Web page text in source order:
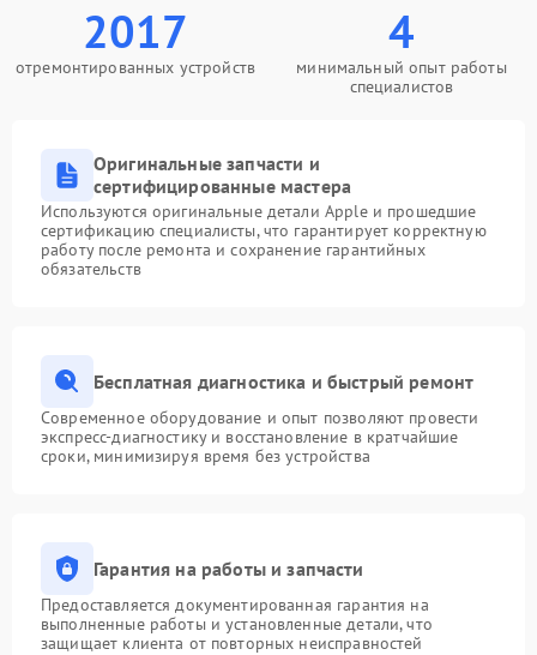
2017
отремонтированных устройств
4
минимальный опыт работы
специалистов
Оригинальные запчасти и
сертифицированные мастера
Используются оригинальные детали Apple и прошедшие
сертификацию специалисты, что гарантирует корректную
работу после ремонта и сохранение гарантийных
обязательств
Бесплатная диагностика и быстрый ремонт
Современное оборудование и опыт позволяют провести
экспресс-диагностику и восстановление в кратчайшие
сроки, минимизируя время без устройства
Гарантия на работы и запчасти
Предоставляется документированная гарантия на
выполненные работы и установленные детали, что
защищает клиента от повторных неисправностей